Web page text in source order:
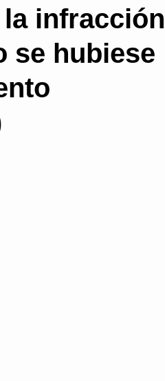
infracción
se hubiese